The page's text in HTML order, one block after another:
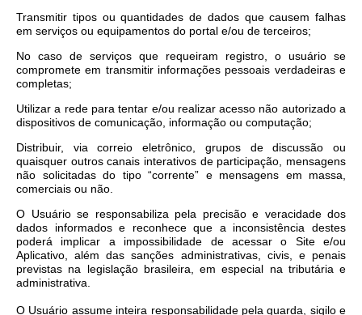
Transmitir tipos ou quantidades de dados que causem falhas
em serviços ou equipamentos do portal e/ou de terceiros;
No caso de serviços que requeiram registro, o usuário se
compromete em transmitir informações pessoais verdadeiras e
completas;
Utilizar a rede para tentar e/ou realizar acesso não autorizado a
dispositivos de comunicação, informação ou computação;
Distribuir, via correio eletrônico, grupos de discussão ou
quaisquer outros canais interativos de participação, mensagens
não solicitadas do tipo “corrente” e mensagens em massa,
comerciais ou não.
O Usuário se responsabiliza pela precisão e veracidade dos
dados informados e reconhece que a inconsistência destes
poderá implicar a impossibilidade de acessar o Site e/ou
Aplicativo, além das sanções administrativas, civis, e penais
previstas na legislação brasileira, em especial na tributária e
administrativa.
O Usuário assume inteira responsabilidade pela guarda, sigilo e